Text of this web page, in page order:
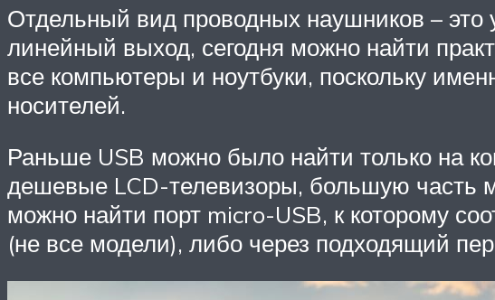
Отдельный вид проводных наушников – это
линейный выход, сегодня можно найти
все компьютеры и ноутбуки, поскольку
носителей.
Раньше USB можно было найти только на
дешевые LCD-телевизоры, большую часть
можно найти порт micro-USB, к которому
(не все модели), либо через подходящий